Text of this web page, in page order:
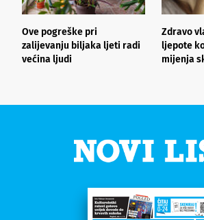
Ove pogreške pri
zalijevanju biljaka ljeti radi
većina ljudi
Zdravo
ljepote
mijenja